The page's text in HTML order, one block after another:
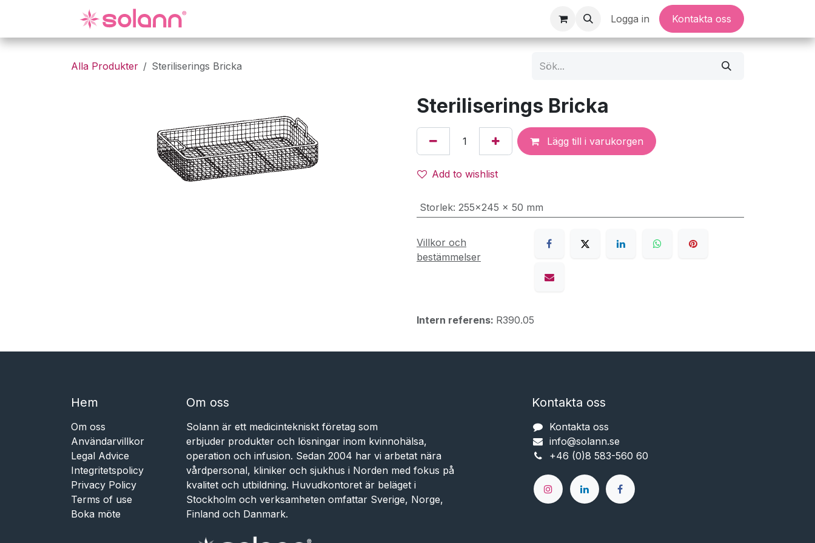
Logga in Kontakta oss
Alla Produkter Steriliserings Bricka
Steriliserings Bricka
Lägg till i varukorgen
Add to wishlist
Storlek: 255x245 x 50 mm
Villkor och
bestämmelser
Intern referens: R390.05
Hem​​
Om oss
Användarvillkor
Legal Advice
Integritetspolicy
Privacy Policy
Terms of use
Boka möte
Om oss
Solann är ett medicintekniskt företag som
erbjuder produkter och lösningar inom kvinnohälsa,
operation och infusion. Sedan 2004 har vi arbetat nära
vårdpersonal, kliniker och sjukhus i Norden med fokus på
kvalitet och utbildning. Huvudkontoret är beläget i
Stockholm och verksamheten omfattar Sverige, Norge,
Finland och Danmark.
Kontakta oss
Kontakta oss
info@solann.se​​​​​​
+46 (0)8 583-560 60